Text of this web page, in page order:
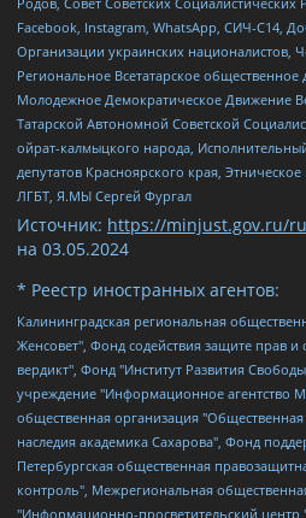
Facebook, Instagram, WhatsApp, СИЧ-С14,
Организации украинских националистов,
Региональное Всетатарское общественное
Молодежное Демократическое Движение
Татарской Автономной Советской
ойрат-калмыцкого народа,
депутатов Красноярского края,
ЛГБТ, Я.МЫ Сергей Фургал
Источник: https://minjust.gov.ru/
на 03.05.2024
* Реестр иностранных агентов:
Калининградская региональная общественная организация "Экозащита!-Женсовет", Фонд содействия защите прав и свобод граждан "Общественный вердикт", Фонд "Институт Развития Свободы Информации", Частное учреждение "Информационное агентство МЕМО. РУ", Региональная общественная организация "Общественная комиссия по сохранению наследия академика Сахарова", Фонд поддержки свободы прессы, Санкт-Петербургская общественная правозащитная организация "Гражданский контроль", Межрегиональная общественная организация "Информационно-просветительский центр "Мемориал", Региональный Фонд "Центр Защиты Прав Средств Массовой Информации", с 05.12.2023 Фонд "Центр Защиты Прав Средств массовой информации", Региональная общественная благотворительная организация помощи беженцам и мигрантам "Гражданское содействие", Негосударственное образовательное учреждение дополнительного профессионального образования (повышение квалификации) специалистов "АКАДЕМИЯ ПО ПРАВАМ ЧЕЛОВЕКА", Свердловская региональная общественная организация "Сутяжник", Автономная некоммерческая организация "Центр независимых социологических исследований", Союз общественных объединений "Российский исследовательский центр по правам человека", Региональное общественное учреждение научно-информационный центр "МЕМОРИАЛ", Некоммерческая организация "Фонд защиты гласности", Автономная некоммерческая организация "Институт прав человека", Городская общественная организация "Екатеринбургское общество "МЕМОРИАЛ", Городская общественная организация "Рязанское историко-просветительское и правозащитное общество "Мемориал" (Рязанский Мемориал), Челябинский региональный орган общественной самодеятельности – женское общественное объединение "Женщины Евразии", Челябинский региональный орган общественной самодеятельности "Уральская правозащитная группа", Фонд содействия защите здоровья и социальной справедливости имени Андрея Рылькова, Автономная Некоммерческая Организация "Аналитический Центр Юрия Левады", Автономная некоммерческая организация социальной поддержки населения "Проект Апрель", Региональная общественная организация помощи женщинам и детям, находящимся в кризисной ситуации "Информационно-методический центр "Анна", Фонд содействия развитию массовых коммуникаций и правовому просвещению "Так-так-Так", Фонд содействия устойчивому развитию "Серебряная тайга", Свердловский региональный общественный фонд социальных проектов "Новое время", "Idel.Реалии", Кавказ.Реалии, Крым.Реалии, Телеканал Настоящее Время, Татаро-башкирская служба Радио Свобода (Azatliq Radiosi), Радио Свободная Европа/Радио Свобода (PCE/PC), "Сибирь.Реалии", "Фактограф", Благотворительный фонд помощи осужденным и их семьям, Автономная некоммерческая организация "Институт глобализации и социальных движений", Фонд "В защиту прав заключенных", Частное учреждение "Центр поддержки и содействия развитию средств массовой информации", Пензенский региональный общественный благотворительный фонд "Гражданский союз", "Север.Реалии", Некоммерческая организация Фонд "Правовая инициатива", Общество с ограниченной ответственностью "Радио Свободная Европа/Радио Свобода", Чешское информационное агентство "MEDIUM-ORIENT", Красноярская региональная общественная организация "Мы против СПИДа", Камалягин Денис Николаевич, Маркелов Сергей Евгеньевич, Пономарев Лев Александрович, Савицкая Людмила Алексеевна, Автономная некоммерческая организация "Центр по работе с проблемой насилия "НАСИЛИЮ.НЕТ", Межрегиональный профессиональный союз работников здравоохранения "Альянс врачей", Юридическое лицо, зарегистрированное в Латвийской Республике, SIA "Medusa Project" (регистрационный номер 40103797863, дата регистрации 10.06.2014), Некоммерческая организация "Фонд по борьбе с коррупцией", Автономная некоммерческая организация "Институт права и публичной политики", Баданин Роман Сергеевич, Гликин Максим Александрович, Железнова Мария Михайловна, Лукьянова Юлия Сергеевна, Маетная Елизавета Витальевна, Маняхин Петр Борисович, Чуракова Ольга Владимировна, Ярош Юлия Петровна, Юридическое лицо "The Insider SIA", зарегистрированное в Риге, Латвийская Республика (дата регистрации 26.06.2015), являющееся администратором доменного имени интернет-издания "The Insider SIA", https://theins.ru, Постернак Алексей Евгеньевич, Рубин Михаил Аркадьевич, Анин Роман Александрович, Юридическое лицо Istories fonds, зарегистрированное в Латвийской Республике (регистрационный номер 50008295751, дата регистрации 24.02.2020), Великовский Дмитрий Александрович, Долинина Ирина Николаевна, Мароховская Алеся Алексеевна, Шлейнов Роман Юрьевич, Шмагун Олеся Валентиновна, Общество с ограниченной ответственностью "Альтаир 2021", Общество с ограниченной ответственностью "Вега 2021", Общество с ограниченной ответственностью "Главный редактор 2021", Общество с ограниченной ответственностью "Ромашки монолит", Важенков Артем Валерьевич, Ивановская областная общественная организация "Центр гендерных исследований", Гурман Юрий Альбертович, Медиапроект "ОВД-Инфо", Егоров Владимир Владимирович, Жилинский Владимир Александрович, Общество с ограниченной ответственностью "ЗП", Иванова София Юрьевна, Карезина Инна Павловна, Кильтау Екатерина Викторовна, Петров Алексей Викторович, Пискунов Сергей Евгеньевич, Смирнов Сергей Сергеевич, Тихонов Михаил Сергеевич, Общество с ограниченной ответственностью "ЖУРНАЛИСТ-ИНОСТРАННЫЙ АГЕНТ", Арапова Галина Юрьевна, Вольтская Татьяна Анатольевна, Американская компания "Mason G.E.S. Anonymous Foundation" (США), являющаяся владельцем интернет-издания https://mnews.world/, Компания "Stichting Bellingcat", зарегистрированная в Нидерландах (дата регистрации 11.07.2018), Захаров Андрей Вячеславович, Клепиковская Екатерина Дмитриевна, Общество с ограниченной ответственностью "МЕМО", Перл Роман Александрович, Симонов Евгений Алексеевич, Соловьева Елена Анатольевна, Сотников Даниил